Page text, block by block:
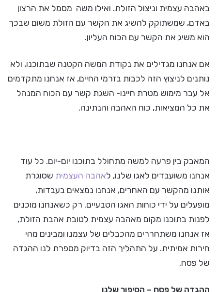
באהבה עצמית וניצול הזולת. ואילו משה מסמל את הרצון
באדם, שמשתוקק להשיג את הקשר עם הזולת משום שבכך
הוא משיג את הקשר עם הכוח העליון.
אם אנחנו מגדילים את נקודת המשה הקטנה שבתוכנו, ולא
נותנים לניצוץ הזה לכבות בזרמי החיים, אז אנחנו מתקדמים
אל עבר מימוש מטרת חיינו- השגת קשר עם הכוח המנהל
את כל המציאות, כוח האהבה והנתינה.
המאבק בין פרעה למשה מתחולל בתוכנו יום-יום. כל עוד
אנחנו משועבדים לאגו שלנו, לאהבה העצמית שסוגרת
אותנו מהקשר עם האחרים, אנחנו נמצאים בעבדות,
מופעלים על ידי כוחות האגו הטבעיים. רק כשאנחנו מוכנים
לפנות בתוכנו מקום מאהבה עצמית לטובת אהבת הזולת,
אז אנחנו משתחררים מהכבלים של עצמנו ומבינים מהי
חירות אמיתית. על התהליך הזה בדיוק מספרת לנו ההגדה
של פסח.
ההגדה של פסח – הסיפור שלנו